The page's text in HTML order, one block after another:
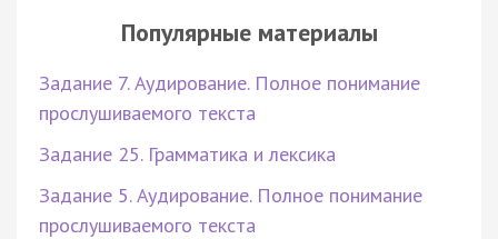
Популярные материалы
Задание 7. Аудирование. Полное понимание
прослушиваемого текста
Задание 25. Грамматика и лексика
Задание 5. Аудирование. Полное понимание
прослушиваемого текста